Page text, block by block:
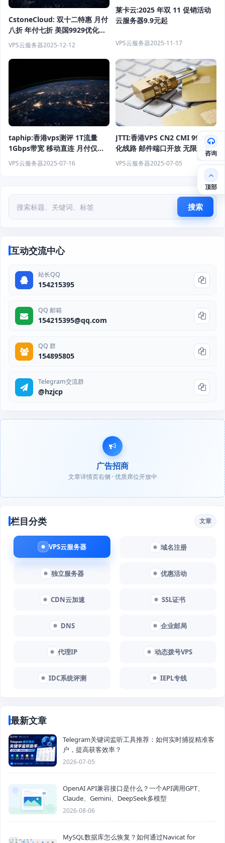
CstoneCloud: 双十二特惠 月付
八折 年付七折 美国9929优化住
宅双ISP 香港CN2 VPS 解锁
tiktok ChatGPT等
VPS云服务器2025-12-12
莱卡云:2025 年双 11 促销活动
云服务器9.9元起
VPS云服务器2025-11-17
taphip:香港vps测评 1T流量
1Gbps带宽 移动直连 月付仅需
￥10.88
VPS云服务器2025-07-16
JTTI:香港VPS CN2 CMI 9929优
化线路 邮件端口开放 无限流量
VPS云服务器2025-07-05
搜索
互动交流中心
站长QQ
154215395
QQ 邮箱
154215395@qq.com
QQ 群
154895805
Telegram交流群
@hzjcp
广告招商
文章详情页右侧 · 优质席位开放中
栏目分类 文章
VPS云服务器 域名注册
独立服务器 优惠活动
CDN云加速 SSL证书
DNS 企业邮局
代理IP 动态拨号VPS
IDC系统评测 IEPL专线
最新文章
Telegram关键词监听工具推荐：如何实时捕捉精准客
户，提高获客效率？
2026-07-05
OpenAI API兼容接口是什么？一个API调用GPT、
Claude、Gemini、DeepSeek多模型
2026-08-06
MySQL数据库怎么恢复？如何通过Navicat for
咨询
顶部